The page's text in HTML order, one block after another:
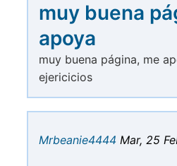
muy buena
apoya
muy buena página, me
ejericicios
Mrbeanie4444 Mar, 25